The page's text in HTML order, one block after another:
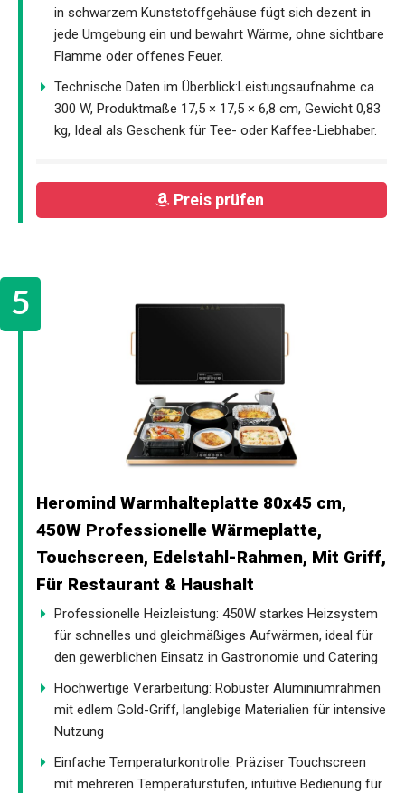
in schwarzem Kunststoffgehäuse fügt sich dezent in
jede Umgebung ein und bewahrt Wärme, ohne sichtbare
Flamme oder offenes Feuer.
Technische Daten im Überblick:Leistungsaufnahme ca.
300 W, Produktmaße 17,5 × 17,5 × 6,8 cm, Gewicht 0,83
kg, Ideal als Geschenk für Tee- oder Kaffee-Liebhaber.
Preis prüfen
Heromind Warmhalteplatte 80x45 cm,
450W Professionelle Wärmeplatte,
Touchscreen, Edelstahl-Rahmen, Mit Griff,
Für Restaurant & Haushalt
Professionelle Heizleistung: 450W starkes Heizsystem
für schnelles und gleichmäßiges Aufwärmen, ideal für
den gewerblichen Einsatz in Gastronomie und Catering
Hochwertige Verarbeitung: Robuster Aluminiumrahmen
mit edlem Gold-Griff, langlebige Materialien für intensive
Nutzung
Einfache Temperaturkontrolle: Präziser Touchscreen
mit mehreren Temperaturstufen, intuitive Bedienung für